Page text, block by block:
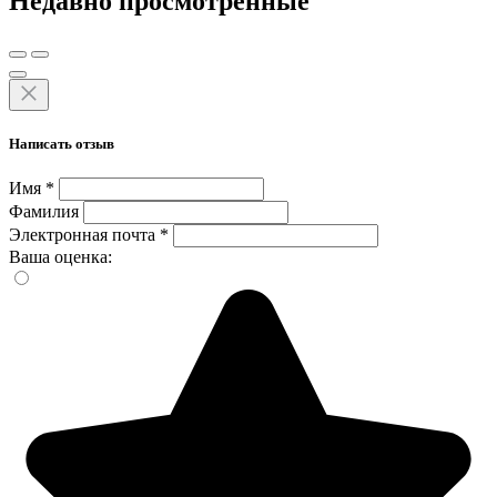
Написать отзыв
Имя *
Фамилия
Электронная почта *
Ваша оценка: